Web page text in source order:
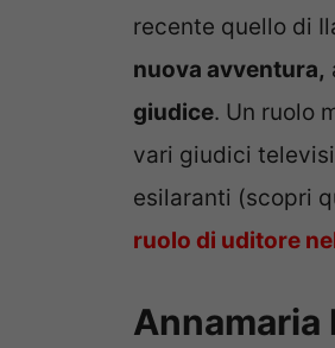
recente quello di
nuova avventura,
giudice. Un ruolo
vari giudici
esilaranti (scopri
ruolo di uditore
Annamaria